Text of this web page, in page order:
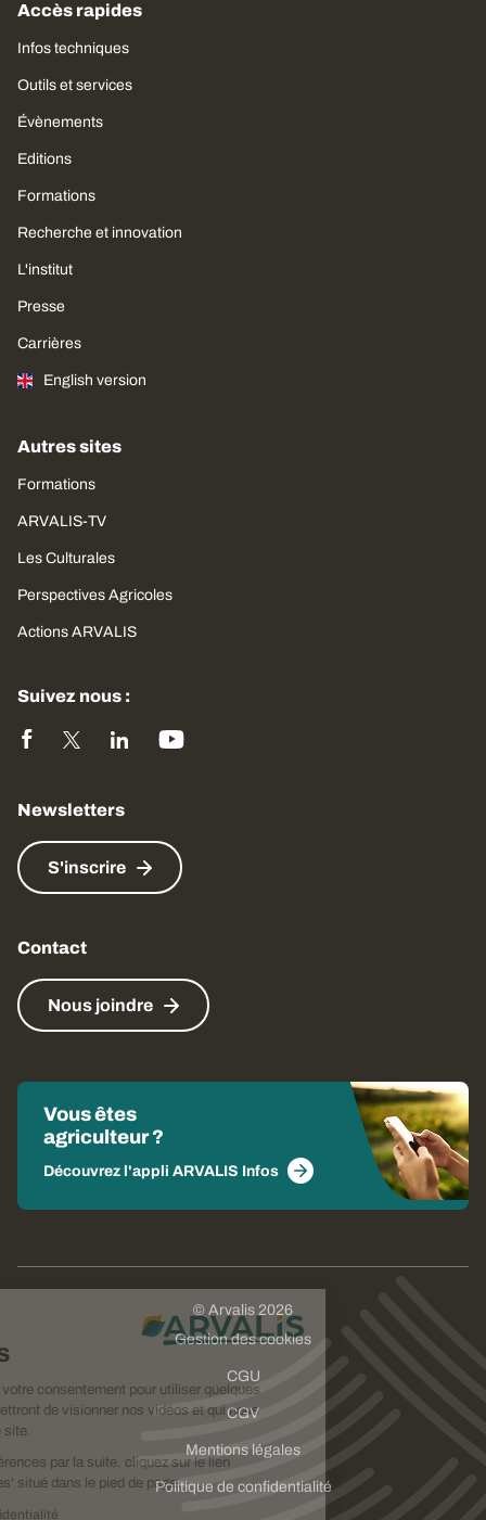
Nous avons besoin de votre consentement pour utiliser quelques
cookies qui vous permettront de visionner nos vidéos et qui nous
aideront à améliorer ce site.
Pour modifier vos préférences par la suite, cliquez sur le lien
'Préférences de cookies' situé dans le pied de page.
Lire la politique de confidentialité
Accès rapides
Infos techniques
Outils et services
Évènements
Editions
Formations
Recherche et innovation
L'institut
Presse
Carrières
English version
Autres sites
Formations
ARVALIS-TV
Les Culturales
Perspectives Agricoles
Actions ARVALIS
Suivez nous :
Newsletters
S'inscrire
Contact
Nous joindre
Vous êtes
agriculteur ?
Découvrez l'appli ARVALIS Infos
© Arvalis 2026
Gestion des cookies
CGU
CGV
Mentions légales
Politique de confidentialité